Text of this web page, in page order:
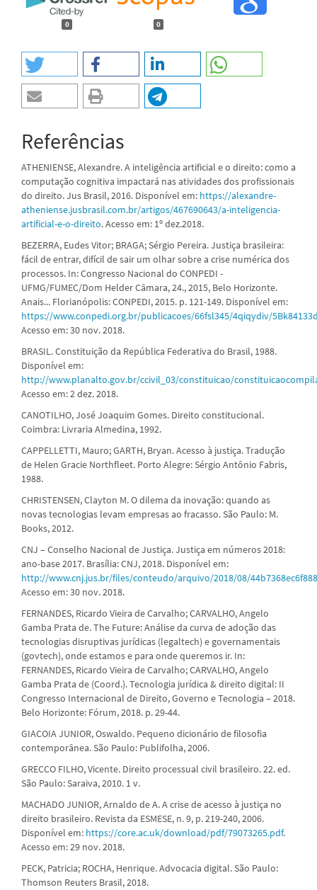
0 0
Referências
ATHENIENSE, Alexandre. A inteligência artificial e o direito: como a
computação cognitiva impactará nas atividades dos profissionais
do direito. Jus Brasil, 2016. Disponível em: https://alexandre-
atheniense.jusbrasil.com.br/artigos/467690643/a-inteligencia-
artificial-e-o-direito. Acesso em: 1º dez.2018.
BEZERRA, Eudes Vitor; BRAGA; Sérgio Pereira. Justiça brasileira:
fácil de entrar, difícil de sair um olhar sobre a crise numérica dos
processos. In: Congresso Nacional do CONPEDI -
UFMG/FUMEC/Dom Helder Câmara, 24., 2015, Belo Horizonte.
Anais... Florianópolis: CONPEDI, 2015. p. 121-149. Disponível em:
https://www.conpedi.org.br/publicacoes/66fsl345/4qiqydiv/
Acesso em: 30 nov. 2018.
BRASIL. Constituição da República Federativa do Brasil, 1988.
Disponível em:
http://www.planalto.gov.br/ccivil_03/constituicao/
Acesso em: 2 dez. 2018.
CANOTILHO, José Joaquim Gomes. Direito constitucional.
Coimbra: Livraria Almedina, 1992.
CAPPELLETTI, Mauro; GARTH, Bryan. Acesso à justiça. Tradução
de Helen Gracie Northfleet. Porto Alegre: Sérgio Antônio Fabris,
1988.
CHRISTENSEN, Clayton M. O dilema da inovação: quando as
novas tecnologias levam empresas ao fracasso. São Paulo: M.
Books, 2012.
CNJ – Conselho Nacional de Justiça. Justiça em números 2018:
ano-base 2017. Brasília: CNJ, 2018. Disponível em:
http://www.cnj.jus.br/files/conteudo/arquivo/2018/08/
Acesso em: 30 nov. 2018.
FERNANDES, Ricardo Vieira de Carvalho; CARVALHO, Angelo
Gamba Prata de. The Future: Análise da curva de adoção das
tecnologias disruptivas jurídicas (legaltech) e governamentais
(govtech), onde estamos e para onde queremos ir. In:
FERNANDES, Ricardo Vieira de Carvalho; CARVALHO, Angelo
Gamba Prata de (Coord.). Tecnologia jurídica & direito digital: II
Congresso Internacional de Direito, Governo e Tecnologia – 2018.
Belo Horizonte: Fórum, 2018. p. 29-44.
GIACOIA JUNIOR, Oswaldo. Pequeno dicionário de filosofia
contemporânea. São Paulo: Publifolha, 2006.
GRECCO FILHO, Vicente. Direito processual civil brasileiro. 22. ed.
São Paulo: Saraiva, 2010. 1 v.
MACHADO JUNIOR, Arnaldo de A. A crise de acesso à justiça no
direito brasileiro. Revista da ESMESE, n. 9, p. 219-240, 2006.
Disponível em: https://core.ac.uk/download/pdf/79073265.pdf.
Acesso em: 29 nov. 2018.
PECK, Patricia; ROCHA, Henrique. Advocacia digital. São Paulo:
Thomson Reuters Brasil, 2018.